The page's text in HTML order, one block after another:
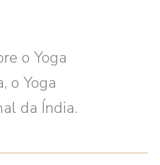
o Yoga
o Yoga
da Índia.